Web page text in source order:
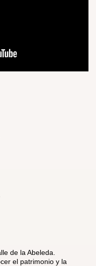
de la Abeleda.
el patrimonio y la